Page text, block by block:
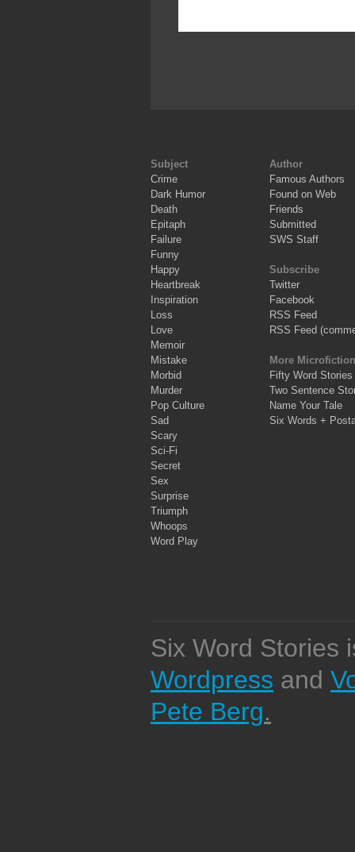
Subject
Crime
Dark Humor
Death
Epitaph
Failure
Funny
Happy
Heartbreak
Inspiration
Loss
Love
Memoir
Mistake
Morbid
Murder
Pop Culture
Sad
Scary
Sci-Fi
Secret
Sex
Surprise
Triumph
Whoops
Word Play
Author
Famous Authors
Found on Web
Friends
Submitted
SWS Staff
Subscribe
Twitter
Facebook
RSS Feed
RSS Feed
More Microfiction
Fifty Word Stories
Two Sentence
Name Your Tale
Six Words +
Six Word Stories
Wordpress and
Pete Berg.